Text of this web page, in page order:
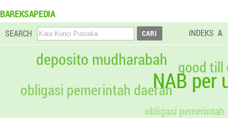
BAREKSAPEDIA
SEARCH INDEKS A
NAB per
deposito mudharabah
obligasi pemerintah
obligasi pemerintah daerah
good till